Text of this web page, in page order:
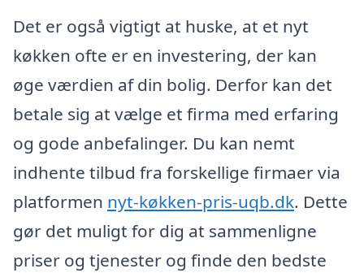
Det er også vigtigt at huske, at et nyt
køkken ofte er en investering, der kan
øge værdien af din bolig. Derfor kan det
betale sig at vælge et firma med erfaring
og gode anbefalinger. Du kan nemt
indhente tilbud fra forskellige firmaer via
platformen nyt-køkken-pris-uqb.dk. Dette
gør det muligt for dig at sammenligne
priser og tjenester og finde den bedste